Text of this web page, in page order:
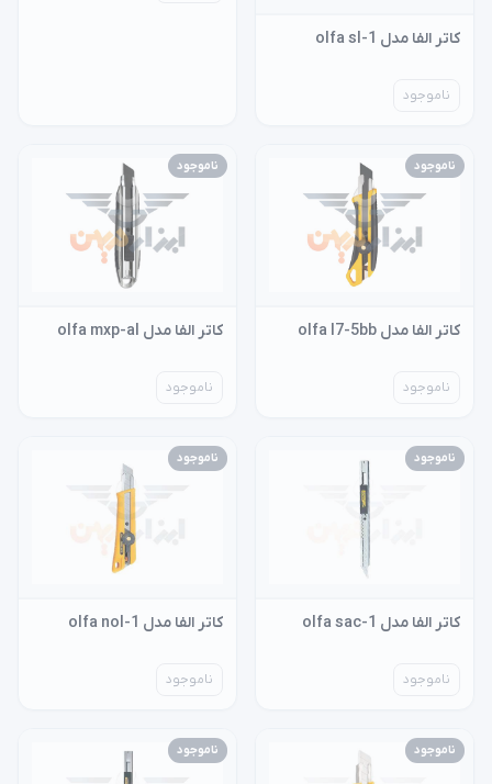
کاتر الفا مدل olfa sl-1
ناموجود
ناموجود
کاتر الفا مدل olfa l7-5bb
ناموجود
ناموجود
کاتر الفا مدل olfa mxp-al
ناموجود
ناموجود
کاتر الفا مدل olfa sac-1
ناموجود
ناموجود
کاتر الفا مدل olfa nol-1
ناموجود
ناموجود ناموجود